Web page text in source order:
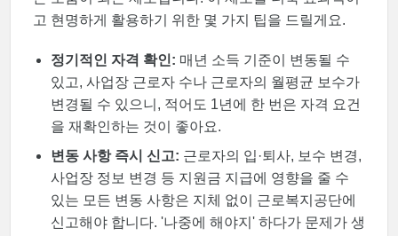
고 현명하게 활용하기 위한 몇 가지 팁을 드릴게요.
정기적인 자격 확인: 매년 소득 기준이 변동될 수
있고, 사업장 근로자 수나 근로자의 월평균 보수가
변경될 수 있으니, 적어도 1년에 한 번은 자격 요건
을 재확인하는 것이 좋아요.
변동 사항 즉시 신고: 근로자의 입·퇴사, 보수 변경,
사업장 정보 변경 등 지원금 지급에 영향을 줄 수
있는 모든 변동 사항은 지체 없이 근로복지공단에
신고해야 합니다. '나중에 해야지' 하다가 문제가 생